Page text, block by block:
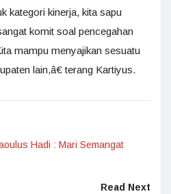
kategori kinerja, kita sapu
komit soal pencegahan
mampu menyajikan sesuatu
lain,â€ terang Kartiyus.
Hadi : Mari Semangat
Read Next